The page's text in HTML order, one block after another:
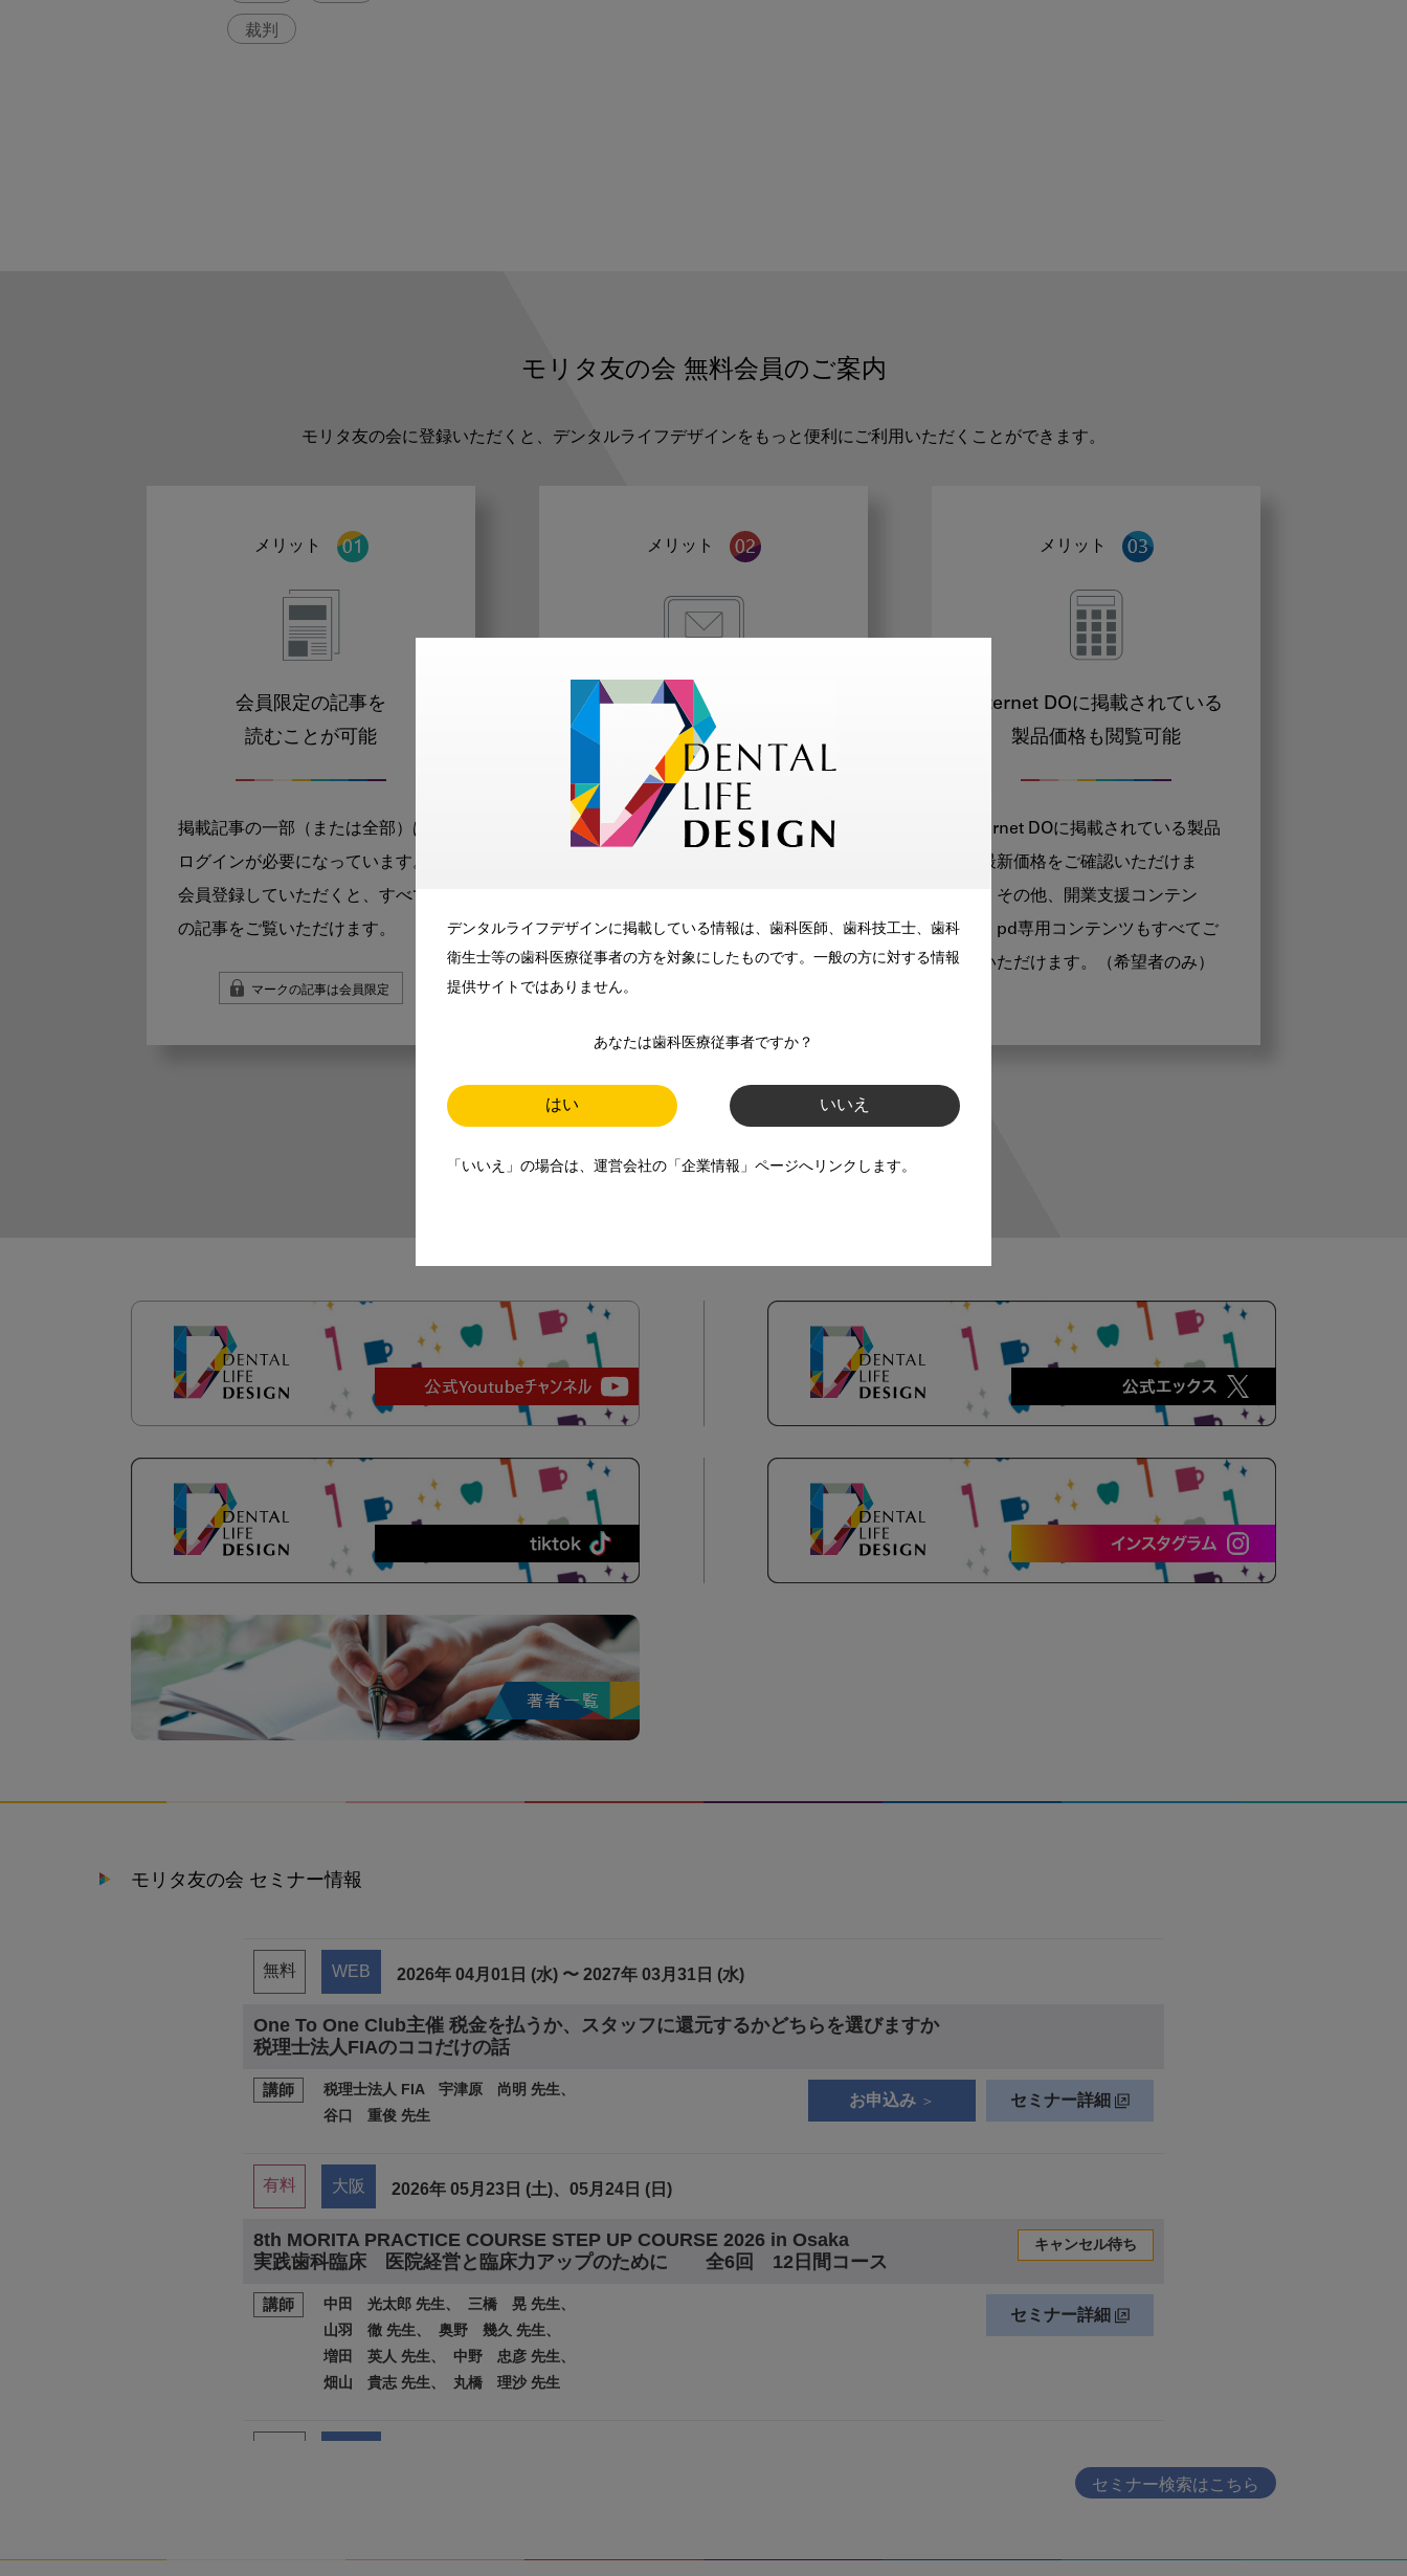
デンタルライフデザインに掲載している情報は、歯科医師、歯科技工士、歯科
衛生士等の歯科医療従事者の方を対象にしたものです。一般の方に対する情報
提供サイトではありません。
あなたは歯科医療従事者ですか？
はい いいえ
「いいえ」の場合は、運営会社の「企業情報」ページへリンクします。
裁判
モリタ友の会 無料会員のご案内
モリタ友の会に登録いただくと、デンタルライフデザインをもっと便利にご利用いただくことができます。
メリット
会員限定の記事を
読むことが可能
掲載記事の一部（または全部）は
ログインが必要になっています。
会員登録していただくと、すべて
の記事をご覧いただけます。
マークの記事は会員限定
メリット
歯科に関するお役立ち情報を
メールマガジンでお届け
ご登録いただいた職種（歯科医
お届けします。
メリット
Internet DOに掲載されている
製品価格も閲覧可能
Internet DOに掲載されている製品
の最新価格をご確認いただけま
す。その他、開業支援コンテン
ツ、pd専用コンテンツもすべてご
覧いただけます。（希望者のみ）
新規登録
モリタ友の会 セミナー情報
セミナー検索はこちら